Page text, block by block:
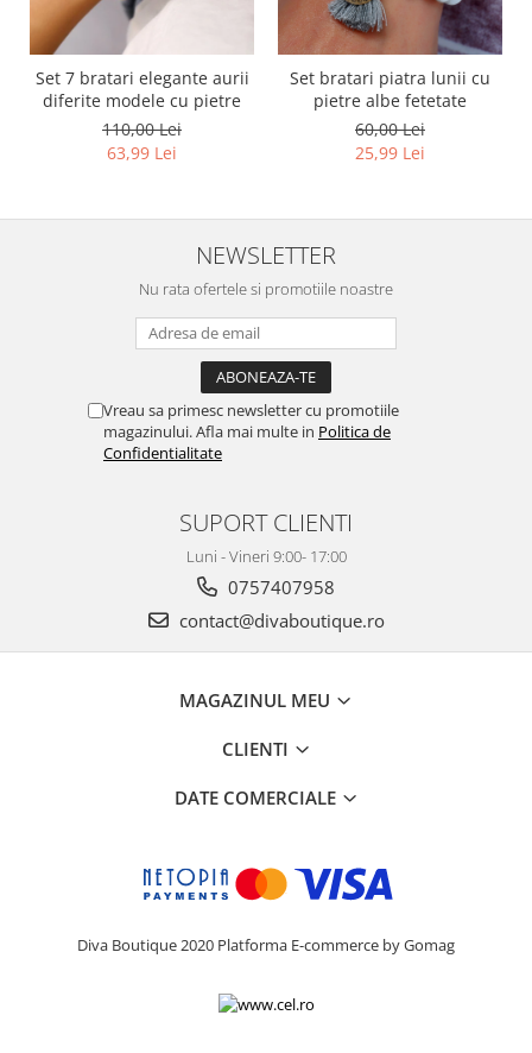
Set 7 bratari elegante aurii
diferite modele cu pietre
110,00 Lei
63,99 Lei
Set bratari piatra lunii cu
pietre albe fetetate
60,00 Lei
25,99 Lei
NEWSLETTER
Nu rata ofertele si promotiile noastre
Vreau sa primesc newsletter cu promotiile
magazinului. Afla mai multe in Politica de
Confidentialitate
SUPORT CLIENTI
Luni - Vineri 9:00- 17:00
0757407958
contact@divaboutique.ro
MAGAZINUL MEU
CLIENTI
DATE COMERCIALE
Diva Boutique 2020 Platforma E-commerce by Gomag